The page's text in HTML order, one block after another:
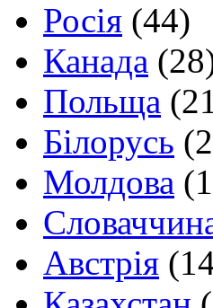
Росія (44)
Канада
Польща
Білорусь
Молдова
Австрія